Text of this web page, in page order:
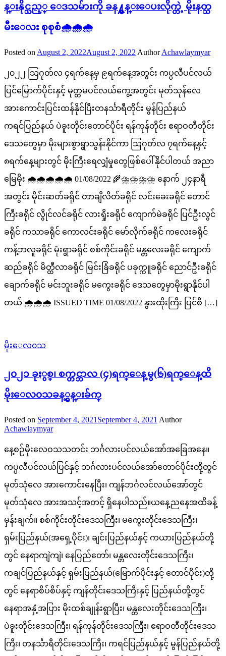
န္းနိုင္သည့္ ေဒသမ်ားကို ခန႔္မွန္းေပးလိုက္တဲ့ မိုးနတ္သ
မီးေလး စုစုစံ🌧🌧🌧
Posted on August 2, 2022August 2, 2022 Author Achawlaymyar
၂၀၂၂ သြဂုတ်လ ၄ရက်နေ့မှ ၉ရက်နေ့အတွင်း ကပ္ပလီပင်လယ်
ပြင်မြောက်ပိုင်းနှင့် မုတ္တမပင်လယ်ကွေ့အတွင်း မုတ်သုန်လေ
အားကောင်းပြင်းထန်နိုင်ပြီးတနင်္သာရီတိုင်း မွန်ပြည်နယ်
ကရင်ပြည်နယ် ပဲခူးတိုင်းတောင်ပိုင်း ရန်ကုန်တိုင်း ဧရာဝတီတိုင်း
ဒေသတွေမှာ မိုးများစွာရွာသွန်းနိုင်ကာ သြဂုတ်လ ၇ရက်နေ့နှင့်
၈ရက်နေ့များတွင် မိုးကြီးရေလျှံမှုတွေဖြစ်ပေါ်နိုင်ပါတယ် အညာ
မြေမိုး 🌧🌧🌧🌧🌧 01/08/2022 🌾⛈⛈⛈⛈ နောက် ၂၄နာရီ
အတွင်း မိုင်းဆတ်ခရိုင် တာချီလိတ်ခရိုင် လင်းခေးခရိုင် တောင်
ကြီးခရိုင် လွိုင်လင်ခရိုင် လားရှိုးခရိုင် ကျောက်မဲခရိုင် ပြင်ဦးလွင်
ခရိုင် ကသာခရိုင် ကောလင်းခရိုင် မော်လိုက်ခရိုင် ကလေးခရိုင်
ကန့်ဘလူခရိုင် မုံးရွာခရိုင် စစ်ကိုင်းခရိုင် မန္တလေးခရိုင် ကျောက်
ဆည်ခရိုင် မိတ္ထီလာခရိုင် မြင်းခြံခရိုင် ပခုက္ကူခရိုင် ညောင်ဦးခရိုင်
ချောက်ခရိုင် မင်းဘူးခရိုင် မကွေးခရိုင် ဒေသတွေမှာမိုးရွာနိုင်ပါ
တယ် 🌧🌧🌧 ISSUED TIME 01/08/2022 နွားထိုးကြီး ပြင်စီ […]
မိုးေလ၀သ
၂၀၂၁ ခုႏွစ္၊ စက္တင္ဘာလ (၄)ရက္ေန့မွ(၆)ရက္ေန့ထိ
မိုးေလ၀သခန့္မွန္းခ်က္
Posted on September 4, 2021 September 4, 2021 Author
Achawlaymyar
နေ့စဉ်မိုးလေဝသသတင်း ဘင်္ဂလားပင်လယ်အော်အ‌ခြေအနေ။
ကပ္ပလီပင်လယ်ပြင်နှင့် ဘင်္ဂလားပင်လယ်အော်တောင်ပိုင်းတို့တွင်
မုတ်သုံလေ အားကောင်းနေပြီး၊ ကျန်ဘင်္ဂလင်လယ်အော်တွင်
မုတ်သုံလေ အားအသင့်အတင့် ရှိနေပါသည်။ယနေ့ညနေအထိခန့်
မှန်းချက်။ စစ်ကိုင်းတိုင်းဒေသကြီး၊ မကွေးတိုင်းဒေသကြီး၊
ရှမ်းပြည်နယ်(အရှေ့ပိုင်း)၊ ချင်းပြည်နယ်နှင့် ကယားပြည်နယ်တို့
တွင် နေရာကျဲကျဲ၊ နေပြည်တော်၊ မန္တလေးတိုင်းဒေသကြီး၊
ကချင်ပြည်နယ်နှင့် ရှမ်းပြည်နယ်(မြောက်ပိုင်းနှင့် တောင်ပိုင်း)တို့
တွင် နေရာစိပ်စိပ်နှင့် ကျန်တိုင်းဒေသကြီးနှင့် ပြည်နယ်တို့တွင်
နေရာအနှံ့အပြား မိုးထစ်ချုန်းရွာပြီး၊ မန္တလေးတိုင်းဒေသကြီး၊
ပဲခူးတိုင်းဒေသကြီး၊ ရန်ကုန်တိုင်းဒေသကြီး၊ ဧရာဝတီတိုင်းဒေသ
ကြီး၊ တနင်္သာရီတိုင်းဒေသကြီး၊ ကရင်ပြည်နယ်နှင့် မွန်ပြည်နယ်တို့